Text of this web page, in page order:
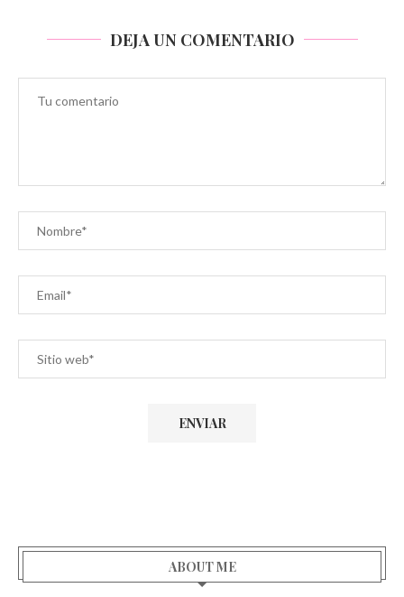
DEJA UN COMENTARIO
ABOUT ME